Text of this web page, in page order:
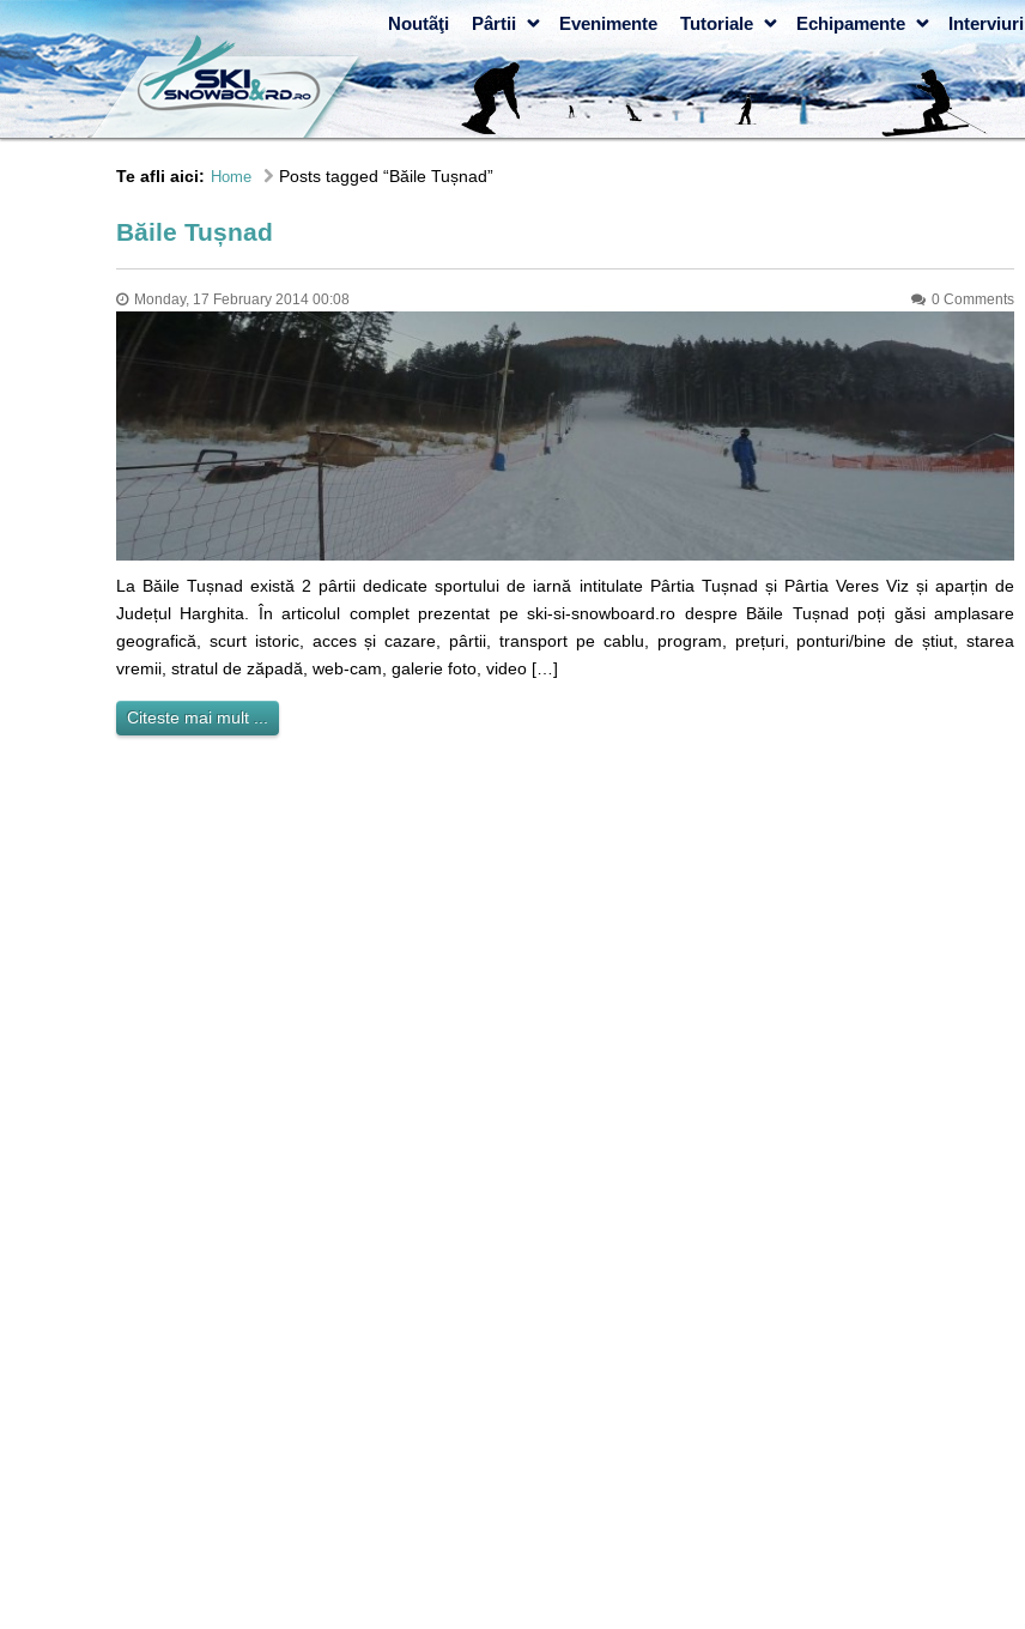
Noutãţi Pârtii Evenimente Tutoriale Echipamente Interviuri
Te afli aici: Home Posts tagged “Băile Tușnad”
Băile Tușnad
Monday, 17 February 2014 00:08 0 Comments
La Băile Tușnad există 2 pârtii dedicate sportului de iarnă intitulate Pârtia Tușnad și Pârtia Veres Viz și aparțin de
Județul Harghita. În articolul complet prezentat pe ski-si-snowboard.ro despre Băile Tușnad poți găsi amplasare
geografică, scurt istoric, acces și cazare, pârtii, transport pe cablu, program, prețuri, ponturi/bine de știut, starea
vremii, stratul de zăpadă, web-cam, galerie foto, video […]
Citeste mai mult ...